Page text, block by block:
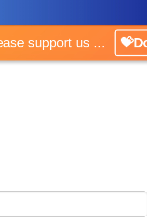
support us ...